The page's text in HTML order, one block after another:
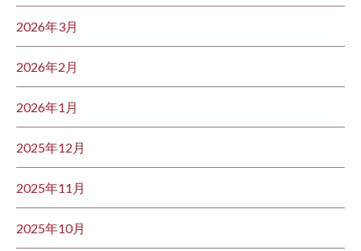
2026年3月
2026年2月
2026年1月
2025年12月
2025年11月
2025年10月